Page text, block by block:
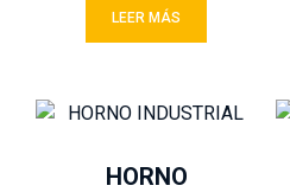
LEER MÁS
HORNO